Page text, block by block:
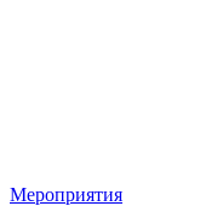
Мероприятия